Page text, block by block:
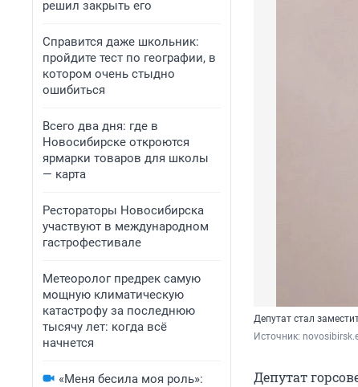
решил закрыть его
Справится даже школьник:
пройдите тест по географии, в
котором очень стыдно
ошибиться
Всего два дня: где в
Новосибирске откроются
ярмарки товаров для школы
— карта
Рестораторы Новосибирска
участвуют в международном
гастрофестивале
Метеоролог предрек самую
мощную климатическую
катастрофу за последнюю
тысячу лет: когда всё
начнется
«Меня бесила моя роль»:
Депутат стал
Источник:
Депутат